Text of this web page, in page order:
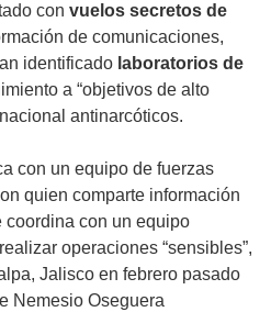
con vuelos secretos de
de comunicaciones,
identificado laboratorios de
a “objetivos de alto
antinarcóticos.
con un equipo de fuerzas
quien comparte información
coordina con un equipo
operaciones “sensibles”,
Jalisco en febrero pasado
Nemesio Oseguera